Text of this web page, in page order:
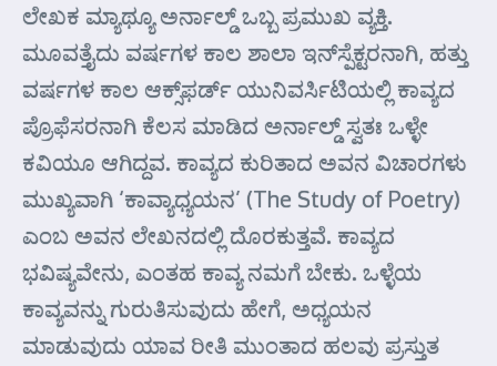
ಲೇಖಕ ಮ್ಯಾಥ್ಯೂ ಅರ್ನಾಲ್ಡ್ ಒಬ್ಬ ಪ್ರಮುಖ ವ್ಯಕ್ತಿ.
ಮೂವತ್ತೈದು ವರ್ಷಗಳ ಕಾಲ ಶಾಲಾ ಇನ್‌ಸ್ಪೆಕ್ಟರನಾಗಿ, ಹತ್ತು
ವರ್ಷಗಳ ಕಾಲ ಆಕ್ಸ್‌ಫರ್ಡ್ ಯುನಿವರ್ಸಿಟಿಯಲ್ಲಿ ಕಾವ್ಯದ
ಪ್ರೊಫೆಸರನಾಗಿ ಕೆಲಸ ಮಾಡಿದ ಅರ್ನಾಲ್ಡ್ ಸ್ವತಃ ಒಳ್ಳೇ
ಕವಿಯೂ ಆಗಿದ್ದವ. ಕಾವ್ಯದ ಕುರಿತಾದ ಅವನ ವಿಚಾರಗಳು
ಮುಖ್ಯವಾಗಿ ‘ಕಾವ್ಯಾಧ್ಯಯನ’ (The Study of Poetry)
ಎಂಬ ಅವನ ಲೇಖನದಲ್ಲಿ ದೊರಕುತ್ತವೆ. ಕಾವ್ಯದ
ಭವಿಷ್ಯವೇನು, ಎಂತಹ ಕಾವ್ಯ ನಮಗೆ ಬೇಕು. ಒಳ್ಳೆಯ
ಕಾವ್ಯವನ್ನು ಗುರುತಿಸುವುದು ಹೇಗೆ, ಅಧ್ಯಯನ
ಮಾಡುವುದು ಯಾವ ರೀತಿ ಮುಂತಾದ ಹಲವು ಪ್ರಸ್ತುತ